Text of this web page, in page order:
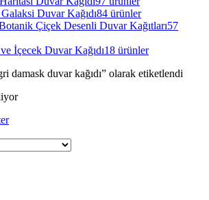
Duvar Kağıdı84 ürünler
Çiçek Desenli Duvar Kağıtları57
İçecek Duvar Kağıdı18 ürünler
damask duvar kağıdı” olarak etiketlendi